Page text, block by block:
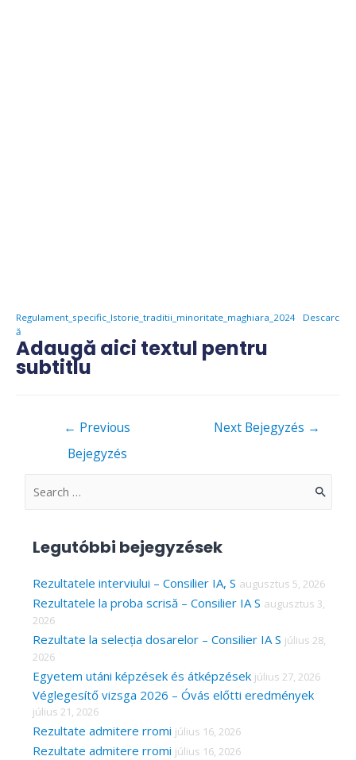
Regulament_specific_Istorie_traditii_minoritate_maghiara_2024
Descarc
ă
Adaugă aici textul pentru
subtitlu
← Previous
Bejegyzés
Next Bejegyzés →
S
c
h
f
o
r
:
Legutóbbi bejegyzések
Rezultatele interviului – Consilier IA, S augusztus 5, 2026
Rezultatele la proba scrisă – Consilier IA S augusztus 3,
2026
Rezultate la selecția dosarelor – Consilier IA S július 28,
2026
Egyetem utáni képzések és átképzések július 27, 2026
Véglegesítő vizsga 2026 – Óvás előtti eredmények
július 21, 2026
Rezultate admitere rromi július 16, 2026
Rezultate admitere rromi július 16, 2026